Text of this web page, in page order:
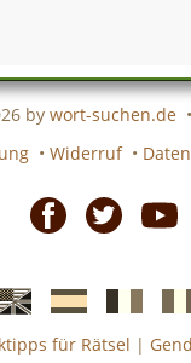
by wort-suchen.de •
• Widerruf •
Spanischefranzösiche
für Rätsel |